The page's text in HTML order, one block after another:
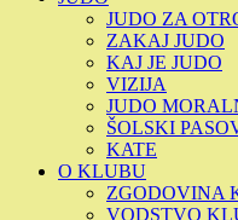
JUDO ZA
ZAKAJ JUDO
KAJ JE JUDO
VIZIJA
JUDO
ŠOLSKI
KATE
O KLUBU
ZGODOVINA
VODSTVO